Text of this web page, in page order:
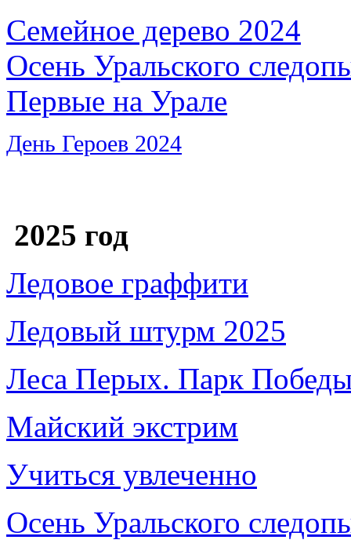
Семейное дерево 2024
Осень Уральского
Первые на Урале
День Героев 2024
2025 год
Ледовое граффити
Ледовый штурм 2025
Леса Перых. Парк
Майский экстрим
Учиться увлеченно
Осень Уральского